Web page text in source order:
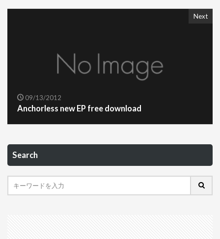
Next
09/13/2012
Anchorless new EP free download
Search